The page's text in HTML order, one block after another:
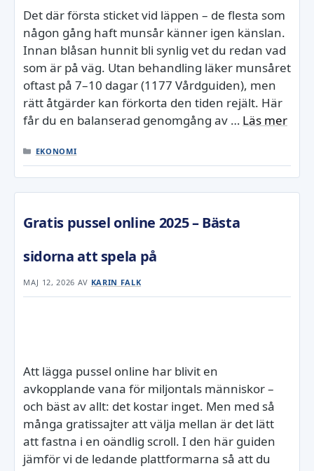
Det där första sticket vid läppen – de flesta som
någon gång haft munsår känner igen känslan.
Innan blåsan hunnit bli synlig vet du redan vad
som är på väg. Utan behandling läker munsåret
oftast på 7–10 dagar (1177 Vårdguiden), men
rätt åtgärder kan förkorta den tiden rejält. Här
får du en balanserad genomgång av … Läs mer
KATEGORIER
EKONOMI
Gratis pussel online 2025 – Bästa
sidorna att spela på
MAJ 12, 2026 AV KARIN FALK
Att lägga pussel online har blivit en
avkopplande vana för miljontals människor –
och bäst av allt: det kostar inget. Men med så
många gratissajter att välja mellan är det lätt
att fastna i en oändlig scroll. I den här guiden
jämför vi de ledande plattformarna så att du